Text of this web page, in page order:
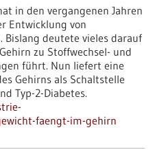
in den vergangenen Jahren
Entwicklung von
deutete vieles darauf
zu Stoffwechsel- und
führt. Nun liefert eine
Gehirns als Schaltstelle
Typ-2-Diabetes.
faengt-im-gehirn